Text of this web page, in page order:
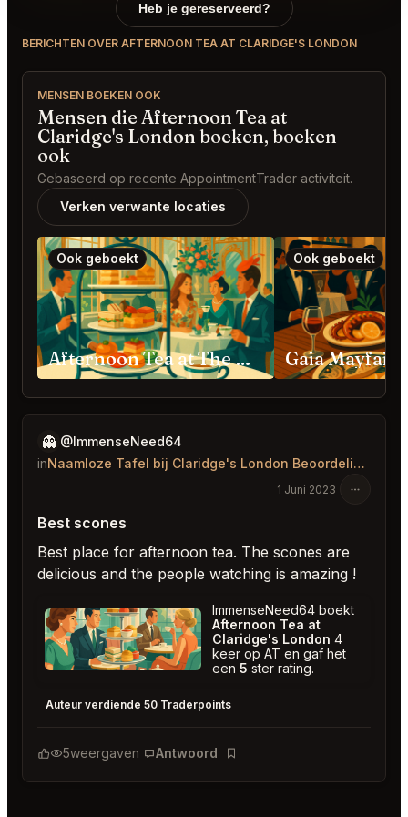
Heb je gereserveerd?
BERICHTEN OVER AFTERNOON TEA AT CLARIDGE'S LONDON
MENSEN BOEKEN OOK
Mensen die Afternoon Tea at
Claridge's London boeken, boeken
ook
Gebaseerd op recente AppointmentTrader activiteit.
Verken verwante locaties
Ook geboekt
Afternoon Tea at The Ritz London
Ook geboekt
Gaia Mayfair
👻 @ImmenseNeed64
in
Naamloze Tafel bij Claridge's London Beoordelingen
1 Juni 2023
Best scones
Best place for afternoon tea. The scones are
delicious and the people watching is amazing !
★★ ★5
ImmenseNeed64 boekt
Afternoon Tea at
Claridge's London 4
keer op AT en gaf het
een 5 ster rating.
Auteur verdiende 50 Traderpoints
5weergaven Antwoord
Bladwijzer